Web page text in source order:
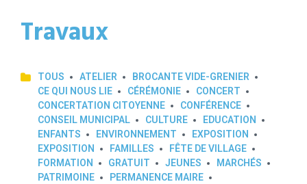
Travaux
TOUS ATELIER
BROCANTE VIDE-GRENIER
CE QUI NOUS LIE
CÉRÉMONIE
CONCERT
CONCERTATION CITOYENNE
CONFÉRENCE
CONSEIL MUNICIPAL
CULTURE
EDUCATION
ENFANTS
ENVIRONNEMENT
EXPOSITION
EXPOSITION
FAMILLES
FÊTE DE VILLAGE
FORMATION
GRATUIT JEUNES
MARCHÉS
PATRIMOINE
PERMANENCE MAIRE